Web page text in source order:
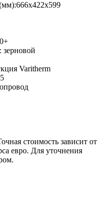
666х422х599
зерновой
Varitherm
стоимость зависит от
евро. Для уточнения